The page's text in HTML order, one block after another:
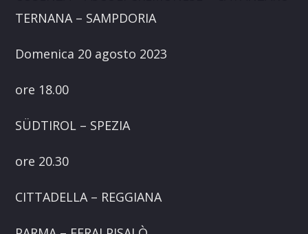
TERNANA – SAMPDORIA
Domenica 20 agosto 2023
ore 18.00
SÜDTIROL – SPEZIA
ore 20.30
CITTADELLA – REGGIANA